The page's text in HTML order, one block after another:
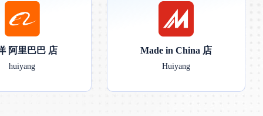
阿里巴巴 店
huiyang
Made in China 店
Huiyang